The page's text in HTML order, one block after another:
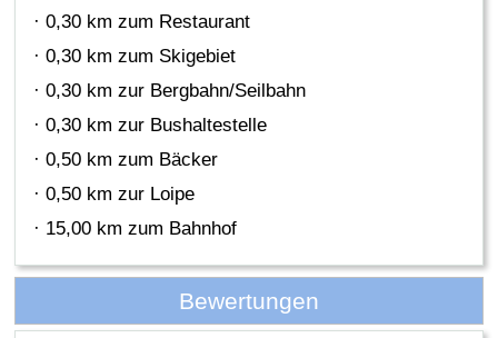
· 0,30 km zum Restaurant
· 0,30 km zum Skigebiet
· 0,30 km zur Bergbahn/Seilbahn
· 0,30 km zur Bushaltestelle
· 0,50 km zum Bäcker
· 0,50 km zur Loipe
· 15,00 km zum Bahnhof
Bewertungen